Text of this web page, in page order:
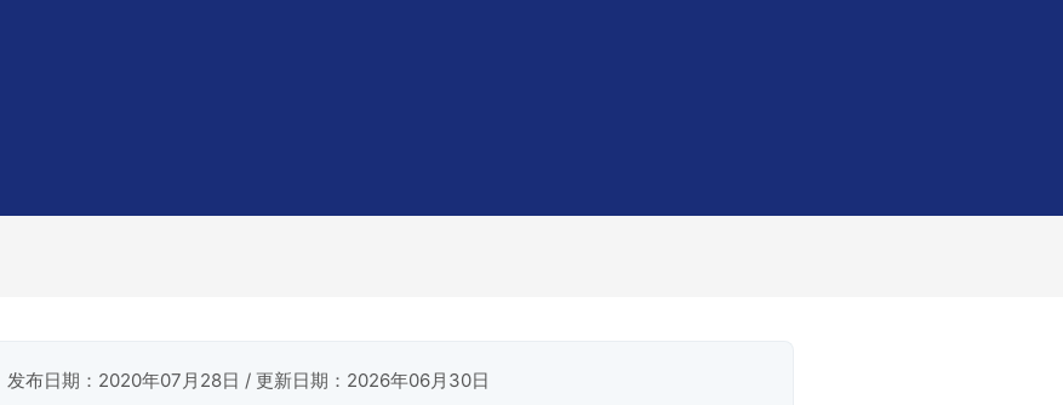
发布日期：2020年07月28日 / 更新日期：2026年06月30日